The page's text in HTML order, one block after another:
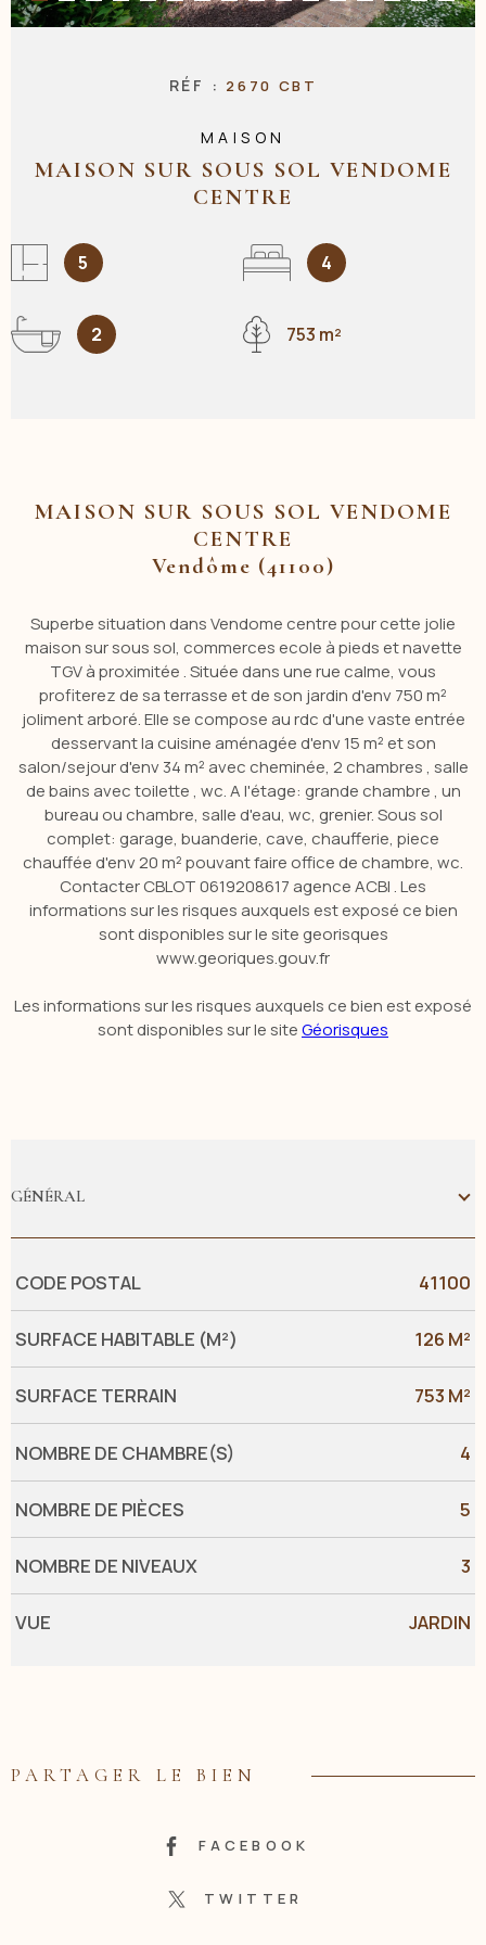
RÉF : 2670 CBT
MAISON
MAISON SUR SOUS SOL VENDOME
CENTRE
5 4
2 753 m²
MAISON SUR SOUS SOL VENDOME
CENTRE
Vendôme (41100)
Superbe situation dans Vendome centre pour cette jolie
maison sur sous sol, commerces ecole à pieds et navette
TGV à proximitée . Située dans une rue calme, vous
profiterez de sa terrasse et de son jardin d'env 750 m²
joliment arboré. Elle se compose au rdc d'une vaste entrée
desservant la cuisine aménagée d'env 15 m² et son
salon/sejour d'env 34 m² avec cheminée, 2 chambres , salle
de bains avec toilette , wc. A l'étage: grande chambre , un
bureau ou chambre, salle d'eau, wc, grenier. Sous sol
complet: garage, buanderie, cave, chaufferie, piece
chauffée d'env 20 m² pouvant faire office de chambre, wc.
Contacter CBLOT 0619208617 agence ACBI . Les
informations sur les risques auxquels est exposé ce bien
sont disponibles sur le site georisques
www.georiques.gouv.fr
Les informations sur les risques auxquels ce bien est exposé
sont disponibles sur le siteGéorisques
GÉNÉRAL
Caractérisque Valeurs
CODE POSTAL 41100
SURFACE HABITABLE (M²) 126 M²
SURFACE TERRAIN 753 M²
NOMBRE DE CHAMBRE(S) 4
NOMBRE DE PIÈCES 5
NOMBRE DE NIVEAUX 3
VUE JARDIN
PARTAGER LE BIEN
FACEBOOK
TWITTER